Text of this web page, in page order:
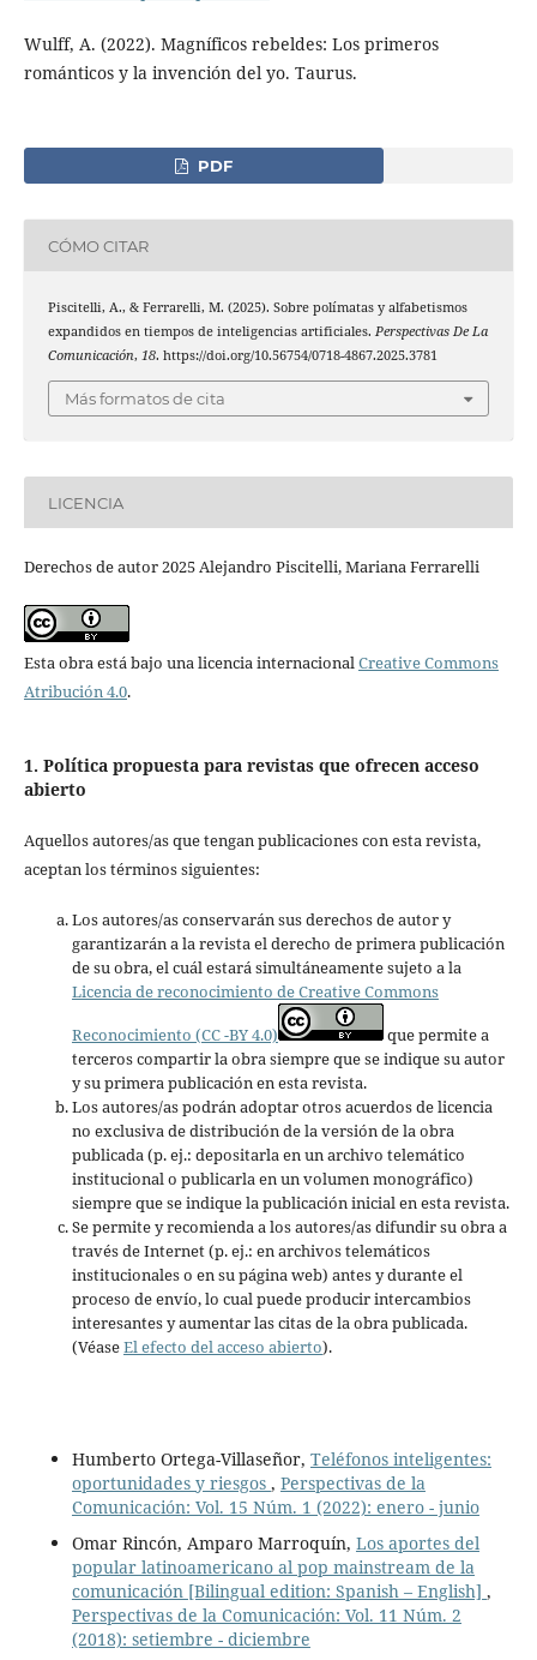
Wulff, A. (2022). Magníficos rebeldes: Los primeros
románticos y la invención del yo. Taurus.
PDF
CÓMO CITAR
Piscitelli, A., & Ferrarelli, M. (2025). Sobre polímatas y alfabetismos
expandidos en tiempos de inteligencias artificiales. Perspectivas De La
Comunicación, 18. https://doi.org/10.56754/0718-4867.2025.3781
Más formatos de cita
LICENCIA
Derechos de autor 2025 Alejandro Piscitelli, Mariana Ferrarelli
Esta obra está bajo una licencia internacionalCreative Commons
Atribución 4.0.
1. Política propuesta para revistas que ofrecen acceso
abierto
Aquellos autores/as que tengan publicaciones con esta revista,
aceptan los términos siguientes:
Los autores/as conservarán sus derechos de autor y
garantizarán a la revista el derecho de primera publicación
de su obra, el cuál estará simultáneamente sujeto a la
Licencia de reconocimiento de Creative Commons
Reconocimiento (CC -BY 4.0)
que permite a
terceros compartir la obra siempre que se indique su autor
y su primera publicación en esta revista.
Los autores/as podrán adoptar otros acuerdos de licencia
no exclusiva de distribución de la versión de la obra
publicada (p. ej.: depositarla en un archivo telemático
institucional o publicarla en un volumen monográfico)
siempre que se indique la publicación inicial en esta revista.
Se permite y recomienda a los autores/as difundir su obra a
través de Internet (p. ej.: en archivos telemáticos
institucionales o en su página web) antes y durante el
proceso de envío, lo cual puede producir intercambios
interesantes y aumentar las citas de la obra publicada.
(VéaseEl efecto del acceso abierto).
Humberto Ortega-Villaseñor, Teléfonos inteligentes:
oportunidades y riesgos , Perspectivas de la
Comunicación: Vol. 15 Núm. 1 (2022): enero - junio
Omar Rincón, Amparo Marroquín, Los aportes del
popular latinoamericano al pop mainstream de la
comunicación [Bilingual edition: Spanish – English] ,
Perspectivas de la Comunicación: Vol. 11 Núm. 2
(2018): setiembre - diciembre